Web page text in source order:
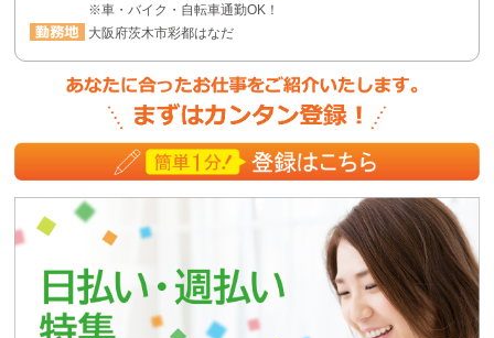
※車・バイク・自転車通勤OK！
大阪府茨木市彩都はなだ